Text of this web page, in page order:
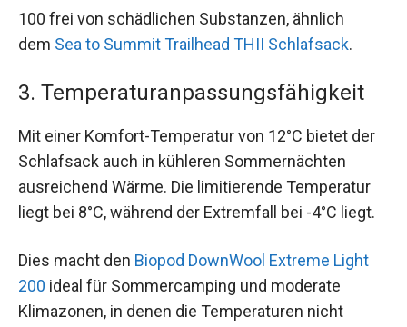
100 frei von schädlichen Substanzen, ähnlich
dem Sea to Summit Trailhead THII Schlafsack.
3. Temperaturanpassungsfähigkeit
Mit einer Komfort-Temperatur von 12°C bietet der
Schlafsack auch in kühleren Sommernächten
ausreichend Wärme. Die limitierende Temperatur
liegt bei 8°C, während der Extremfall bei -4°C liegt.
Dies macht den Biopod DownWool Extreme Light
200 ideal für Sommercamping und moderate
Klimazonen, in denen die Temperaturen nicht